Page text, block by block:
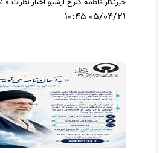
خبرنگار فاطمه گلرخ آرشیو اخبار نظرات 0 نظر برای این...
05/04/21 10:45